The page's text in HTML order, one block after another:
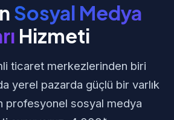
Sosyal Medya
Hizmeti
ticaret merkezlerinden biri
yerel pazarda güçlü bir varlık
profesyonel sosyal medya